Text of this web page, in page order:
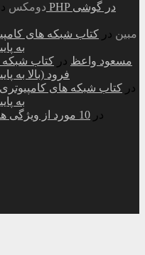
دومکس
مبین در کتاب شبکه های
به
مسعود واعظ در کتاب شبکه
فرود (بالا
در کتاب شبکه های کامپیوتری
به
در 10 مورد از ویژگی ها و ترفندهای اپل موزیک